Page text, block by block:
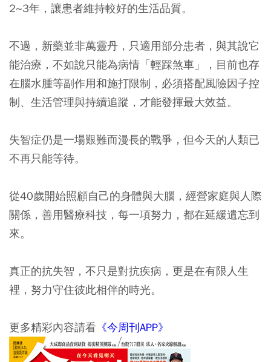
2~3年，讓患者維持較好的生活品質。
不過，新藥並非萬靈丹，只適用部分患者，與其說它
能治療，不如說只能為病情「輕踩煞車」，目前也存
在腦水腫等副作用和施打限制，必須搭配風險因子控
制、生活管理與持續追蹤，才能發揮最大效益。
失智症仍是一場艱難而漫長的戰爭，但今天的人類已
不再只能等待。
從40歲開始照顧自己的身體與大腦，經營家庭與人際
關係，善用醫療科技，每一項努力，都在延緩遺忘到
來。
真正的抗失智，不只是對抗疾病，更是在有限人生
裡，努力守住彼此相伴的時光。
更多精彩內容請看 《今周刊APP》